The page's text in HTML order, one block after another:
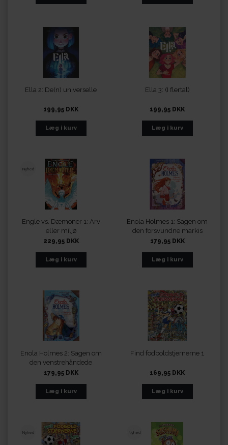
Ella 2: De(n) universelle
199,95 DKK
Ella 3: (I flertal)
199,95 DKK
Nyhed
Engle vs. Dæmoner 1: Arv
eller miljø
229,95 DKK
Enola Holmes 1: Sagen om
den forsvundne markis
179,95 DKK
Enola Holmes 2: Sagen om
den venstrehåndede
baronesse
179,95 DKK
Find fodboldstjernerne 1
169,95 DKK
Nyhed Nyhed